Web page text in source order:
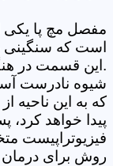
مفصل مچ پا
است که سنگینی
.این قسمت در
شیوه نادرست
که به این ناحیه
پیدا خواهد
فیزیوتراپیست
روش برای